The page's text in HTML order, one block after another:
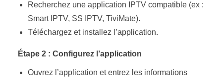
Recherchez une application IPTV compatible (ex :
Smart IPTV, SS IPTV, TiviMate).
Téléchargez et installez l’application.
Étape 2 : Configurez l’application
Ouvrez l’application et entrez les informations